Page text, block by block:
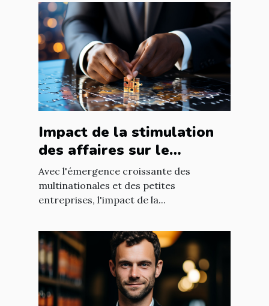
Impact de la stimulation
des affaires sur le
développement
économique mondial
Avec l'émergence croissante des
multinationales et des petites
entreprises, l'impact de la...